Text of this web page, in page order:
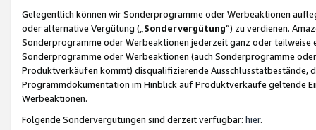
Gelegentlich können wir Sonderprogramme oder Werbeaktionen
oder alternative Vergütung („ Sondervergütung”) zu verdienen.
Sonderprogramme oder Werbeaktionen jederzeit ganz oder
Sonderprogramme oder Werbeaktionen (auch Sonderprogramme
Produktverkäufen kommt) disqualifizierende Ausschlusstatbestände,
Programmdokumentation im Hinblick auf Produktverkäufe geltende
Werbeaktionen.
Folgende Sondervergütungen sind derzeit verfügbar: hier.